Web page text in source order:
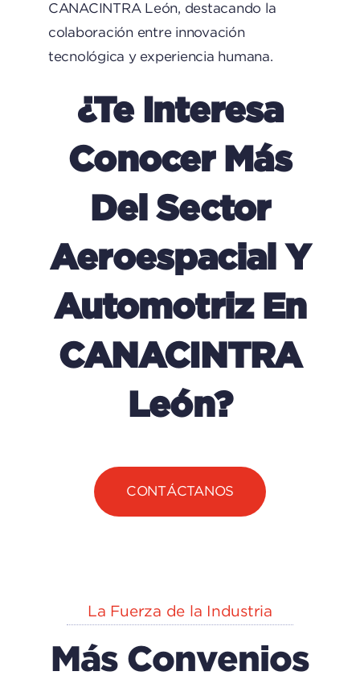
CANACINTRA León, destacando la
colaboración entre innovación
tecnológica y experiencia humana.
¿Te Interesa
Conocer Más
Del Sector
Aeroespacial Y
Automotriz En
CANACINTRA
León?
CONTÁCTANOS
La Fuerza de la Industria
Más Convenios